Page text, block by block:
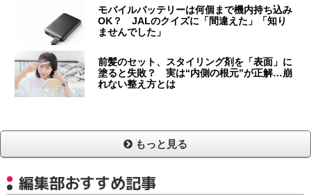
モバイルバッテリーは何個まで機内持ち込み
OK？ JALのクイズに「間違えた」「知り
ませんでした」
前髪のセット、スタイリング剤を「表面」に
塗ると失敗？ 実は“内側の根元”が正解…崩
れない整え方とは
もっと見る
編集部おすすめ記事